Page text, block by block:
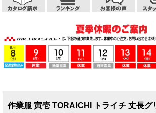
作業服 寅壱 TORAICHI トライチ 丈長グ